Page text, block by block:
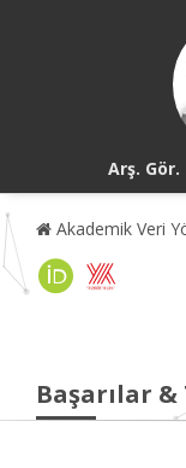
Arş. Gör.
Akademik Veri
Başarılar &